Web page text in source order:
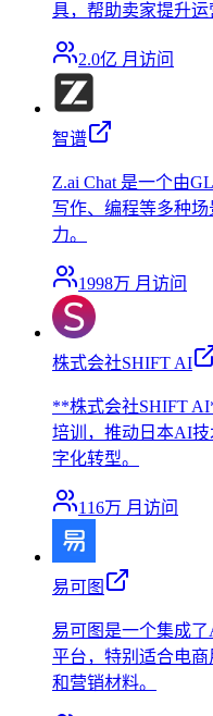
具，帮助卖家提升运
2.0亿 月访问
智谱
Z.ai Chat 是一个由
写作、编程等多种
力。
1998万 月访问
株式会社SHIFT AI
**株式会社SHIFT
培训，推动日本AI
字化转型。
116万 月访问
易可图
易可图是一个集成
平台，特别适合电
和营销材料。